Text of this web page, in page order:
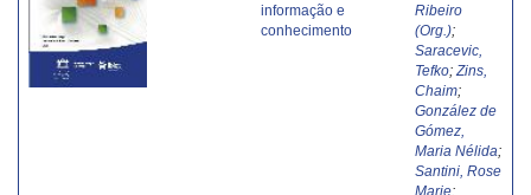
informação e
conhecimento
Ribeiro
(Org.);
Saracevic,
Tefko; Zins,
Chaim;
González de
Gómez,
Maria Nélida;
Santini, Rose
Marie;